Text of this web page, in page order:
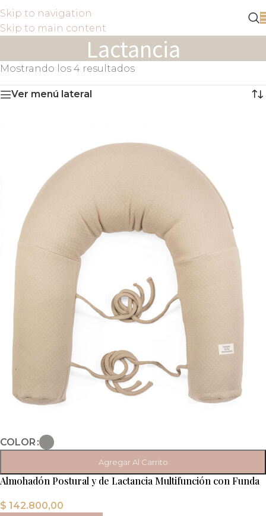
Skip to navigation
Skip to main content
Lactancia
Mostrando los 4 resultados
Ver menú lateral
COLOR
Agregar Al Carrito
Almohadón Postural y de Lactancia Multifunción con Funda
$ 142.800,00